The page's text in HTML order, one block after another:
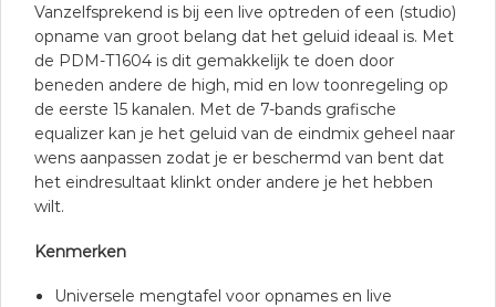
Vanzelfsprekend is bij een live optreden of een (studio)
opname van groot belang dat het geluid ideaal is. Met
de PDM-T1604 is dit gemakkelijk te doen door
beneden andere de high, mid en low toonregeling op
de eerste 15 kanalen. Met de 7-bands grafische
equalizer kan je het geluid van de eindmix geheel naar
wens aanpassen zodat je er beschermd van bent dat
het eindresultaat klinkt onder andere je het hebben
wilt.
Kenmerken
Universele mengtafel voor opnames en live